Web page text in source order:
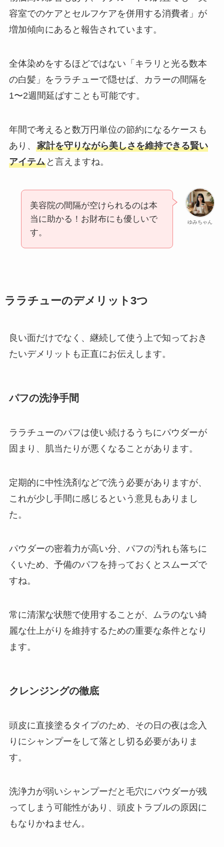
容室でのケアとセルフケアを併用する消費者」が
増加傾向にあると報告されています。
全体染めをするほどではない「キラリと光る数本
の白髪」をララチューで隠せば、カラーの間隔を
1〜2週間延ばすことも可能です。
年間で考えると数万円単位の節約になるケースも
あり、 家計を守りながら美しさを維持できる賢い
アイテムと言えますね。
ゆみちゃん
美容院の間隔が空けられるのは本
当に助かる！お財布にも優しいで
す。
ララチューのデメリット3つ
良い面だけでなく、継続して使う上で知っておき
たいデメリットも正直にお伝えします。
パフの洗浄手間
ララチューのパフは使い続けるうちにパウダーが
固まり、肌当たりが悪くなることがあります。
定期的に中性洗剤などで洗う必要がありますが、
これが少し手間に感じるという意見もありまし
た。
パウダーの密着力が高い分、パフの汚れも落ちに
くいため、予備のパフを持っておくとスムーズで
すね。
常に清潔な状態で使用することが、ムラのない綺
麗な仕上がりを維持するための重要な条件となり
ます。
クレンジングの徹底
頭皮に直接塗るタイプのため、その日の夜は念入
りにシャンプーをして落とし切る必要がありま
す。
洗浄力が弱いシャンプーだと毛穴にパウダーが残
ってしまう可能性があり、頭皮トラブルの原因に
もなりかねません。